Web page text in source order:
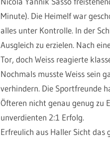
Minute). Die Heimelf war
alles unter Kontrolle. In der
Ausgleich zu erzielen. Nach
Tor, doch Weiss reagierte
Nochmals musste Weiss sein
verhindern. Die Sportfreunde
Öfteren nicht genau genug zu
unverdienten 2:1 Erfolg.
Erfreulich aus Haller Sicht das